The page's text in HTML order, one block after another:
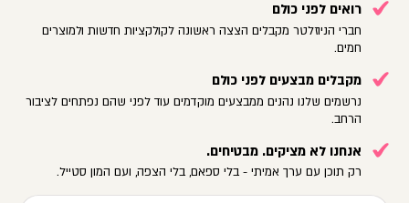
רואים לפני כולם
חברי הניוזלטר מקבלים הצצה ראשונה לקולקציות חדשות ולמוצרים
חמים.
מקבלים מבצעים לפני כולם
נרשמים שלנו נהנים ממבצעים מוקדמים עוד לפני שהם נפתחים לציבור
הרחב.
אנחנו לא מציקים. מבטיחים.
רק תוכן עם ערך אמיתי - בלי ספאם, בלי הצפה, ועם המון סטייל.